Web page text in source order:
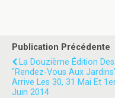
Publication Précédente
La Douzième Édition Des
"Rendez-Vous Aux
Arrive Les 30, 31 Mai Et
Juin 2014